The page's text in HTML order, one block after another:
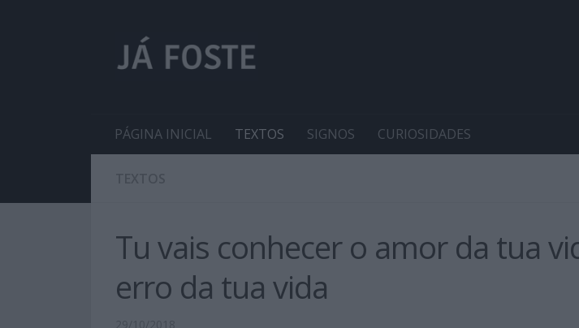
PÁGINA INICIAL TEXTOS SIGNOS CURIOSIDADES
Tu vais conhecer o amor da tua
erro da tua vida